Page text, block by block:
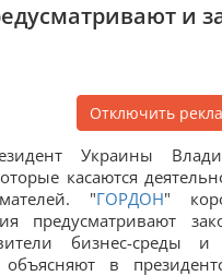
и
Отключить
Украины
касаются
"ГОРДОН"
предусматривают
бизнес-среды и
в